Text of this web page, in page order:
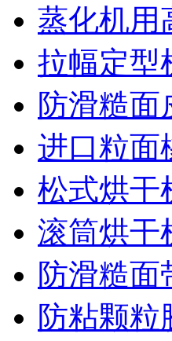
蒸化机用
拉幅定型
防滑糙面
进口粒面
松式烘干
滚筒烘干
防滑糙面
防粘颗粒